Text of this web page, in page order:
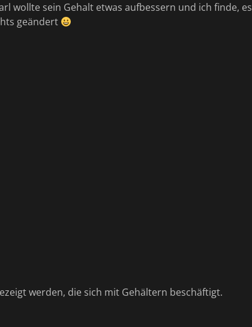
wollte sein Gehalt etwas aufbessern und ich finde, es
geändert
werden, die sich mit Gehältern beschäftigt.